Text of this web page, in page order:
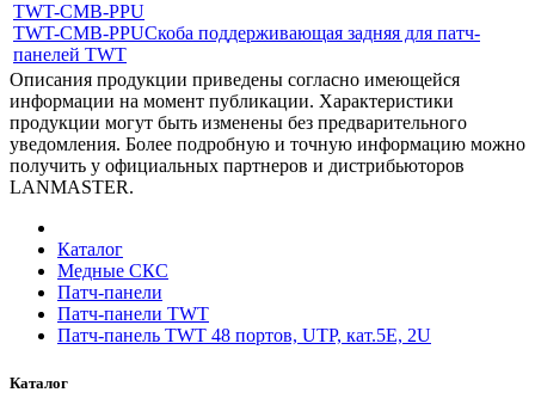
TWT-CMB-PPU
TWT-CMB-PPUСкоба поддерживающая задняя для патч-
панелей TWT
Описания продукции приведены согласно имеющейся
информации на момент публикации. Характеристики
продукции могут быть изменены без предварительного
уведомления. Более подробную и точную информацию можно
получить у официальных партнеров и дистрибьюторов
LANMASTER.
Каталог
Медные СКС
Патч-панели
Патч-панели TWT
Патч-панель TWT 48 портов, UTP, кат.5E, 2U
Каталог